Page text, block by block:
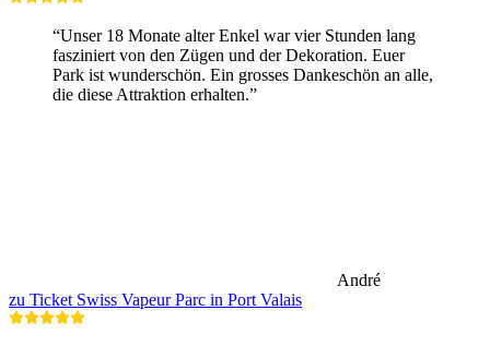
“Unser 18 Monate alter Enkel war vier Stunden lang
fasziniert von den Zügen und der Dekoration. Euer
Park ist wunderschön. Ein grosses Dankeschön an alle,
die diese Attraktion erhalten.”
André
zu Ticket Swiss Vapeur Parc in Port Valais